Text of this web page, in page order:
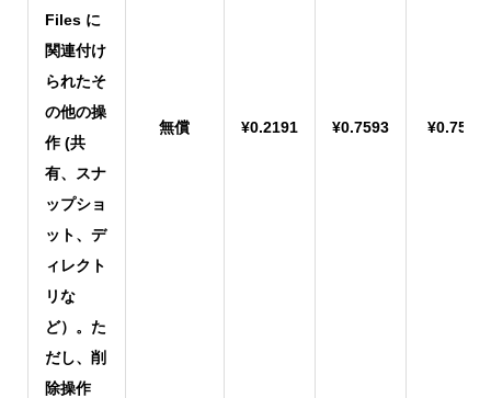
Files に
関連付け
られたそ
の他の操
作 (共
有、スナ
ップショ
ット、デ
ィレクト
リな
ど）。た
だし、削
除操作
無償 ¥0.2191 ¥0.7593 ¥0.7593